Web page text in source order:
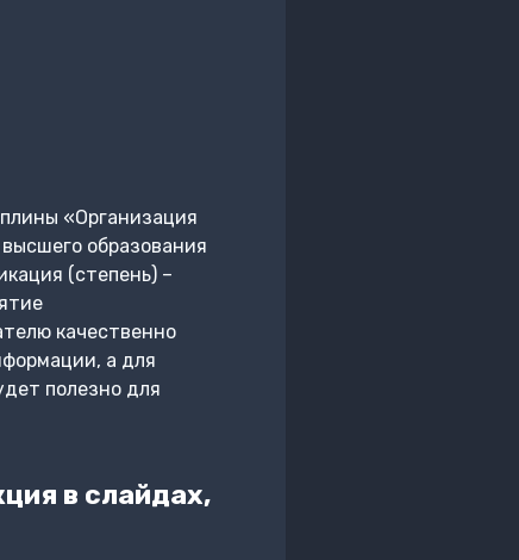
«Организация
образования
(степень) –
качественно
а для
полезно для
в слайдах,